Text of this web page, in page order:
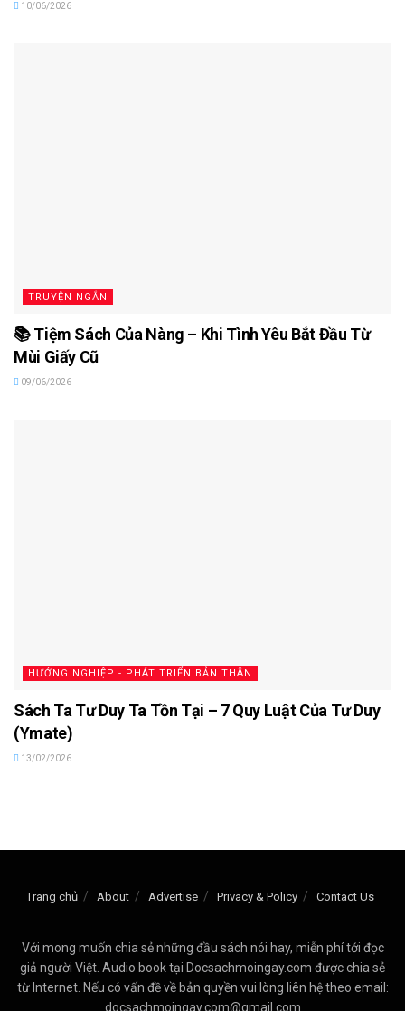
10/06/2026
TRUYỆN NGẮN
📚 Tiệm Sách Của Nàng – Khi Tình Yêu Bắt Đầu Từ
Mùi Giấy Cũ
09/06/2026
HƯỚNG NGHIỆP - PHÁT TRIỂN BẢN THÂN
Sách Ta Tư Duy Ta Tồn Tại – 7 Quy Luật Của Tư Duy
(Ymate)
13/02/2026
Trang chủ About Advertise Privacy & Policy Contact Us
Với mong muốn chia sẻ những đầu sách nói hay, miễn phí tới đọc
giả người Việt. Audio book tại Docsachmoingay.com được chia sẻ
từ Internet. Nếu có vấn đề về bản quyền vui lòng liên hệ theo email:
docsachmoingay.com@gmail.com